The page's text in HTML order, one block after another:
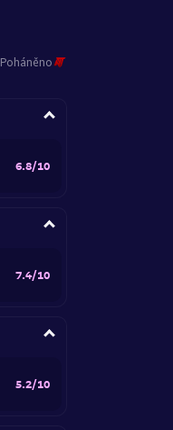
Poháněno
6.8/10
7.4/10
5.2/10